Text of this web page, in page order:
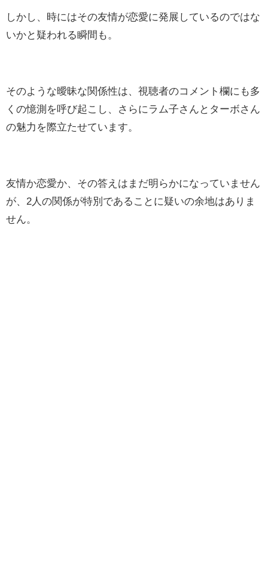
しかし、時にはその友情が恋愛に発展しているのではな
いかと疑われる瞬間も。
そのような曖昧な関係性は、視聴者のコメント欄にも多
くの憶測を呼び起こし、さらにラム子さんとターボさん
の魅力を際立たせています。
友情か恋愛か、その答えはまだ明らかになっていません
が、2人の関係が特別であることに疑いの余地はありま
せん。